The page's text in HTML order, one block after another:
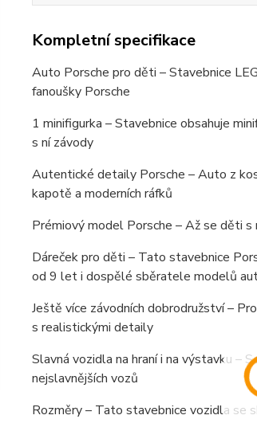
Kompletní specifikace
Auto Porsche pro děti – Stavebnice
fanoušky Porsche
1 minifigurka – Stavebnice obsahuje
s ní závody
Autentické detaily Porsche – Auto z
kapotě a moderních ráfků
Prémiový model Porsche – Až se děti
Dáreček pro děti – Tato stavebnice
od 9 let i dospělé sběratele modelů
Ještě více závodních dobrodružství –
s realistickými detaily
Slavná vozidla na hraní i na výstavku –
nejslavnějších vozů
Rozměry – Tato stavebnice vozidla se